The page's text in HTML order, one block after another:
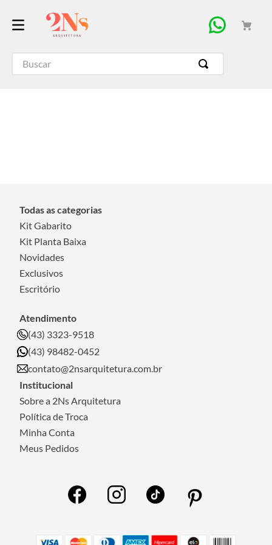
Buscar
Todas as categorias
Kit Gabarito
Kit Planta Baixa
Novidades
Exclusivos
Escritório
Atendimento
(43) 3323-9518
(43) 98482-0452
contato@2nsarquitetura.com.br
Institucional
Sobre a 2Ns Arquitetura
Política de Troca
Minha Conta
Meus Pedidos